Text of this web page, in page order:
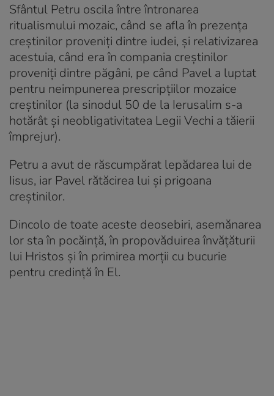
Sfântul Petru oscila între întronarea
ritualismului mozaic, când se afla în prezența
creștinilor proveniți dintre iudei, și relativizarea
acestuia, când era în compania creștinilor
proveniți dintre păgâni, pe când Pavel a luptat
pentru neimpunerea prescripțiilor mozaice
creștinilor (la sinodul 50 de la Ierusalim s-a
hotărât și neobligativitatea Legii Vechi a tăierii
împrejur).
Petru a avut de răscumpărat lepădarea lui de
Iisus, iar Pavel rătăcirea lui și prigoana
creștinilor.
Dincolo de toate aceste deosebiri, asemănarea
lor sta în pocăință, în propovăduirea învățăturii
lui Hristos și în primirea morții cu bucurie
pentru credință în El.